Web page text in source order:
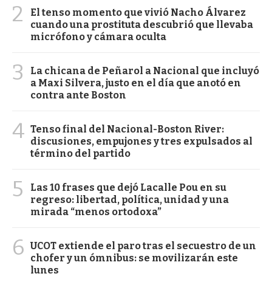
2
El tenso momento que vivió Nacho Álvarez
cuando una prostituta descubrió que llevaba
micrófono y cámara oculta
3
La chicana de Peñarol a Nacional que incluyó
a Maxi Silvera, justo en el día que anotó en
contra ante Boston
4 Tenso final del Nacional-Boston River:
discusiones, empujones y tres expulsados al
término del partido
5
Las 10 frases que dejó Lacalle Pou en su
regreso: libertad, política, unidad y una
mirada “menos ortodoxa”
6 UCOT extiende el paro tras el secuestro de un
chofer y un ómnibus: se movilizarán este
lunes